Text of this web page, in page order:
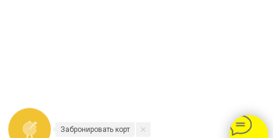
Забронировать корт